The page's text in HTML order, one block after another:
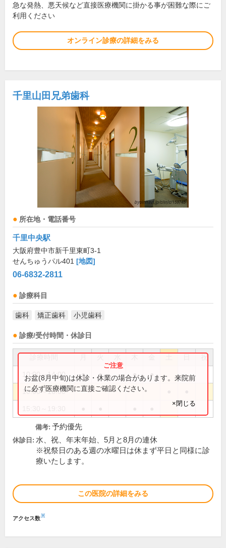
急な発熱、悪天候など直接医療機関に掛かる事が困難な際にご
利用ください
オンライン診療の詳細をみる
千里山田兄弟歯科
所在地・電話番号
千里中央駅
大阪府豊中市新千里東町3-1
せんちゅうパル401 [地図]
06-6832-2811
診療科目
歯科 矯正歯科 小児歯科
診療/受付時間・休診日
祝
10:00～14:00 ● ● ● ●
10:00～16:00
お盆(8月中旬)は休診・休業の場合があります。来院前
に必ず医療機関に直接ご確認ください。
×閉じる
備考: 予約優先
休診日: 水、祝、年末年始、5月と8月の連休
※祝祭日のある週の水曜日は休まず平日と同様に診
療いたします。
この医院の詳細をみる
アクセス数※